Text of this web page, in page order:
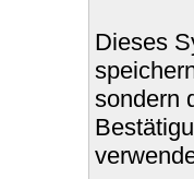
Dieses
sondern